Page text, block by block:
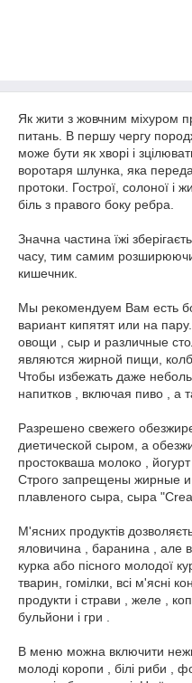
Як жити з жовчним міхуром
питань. В першу чергу
може бути як хворі і
воротаря шлунка, яка
протоки. Гострої, солоної і
біль з правого боку ребра.
Значна частина їжі
часу, тим самим розширюючи
кишечник.
Мы рекомендуем Вам есть
вариант кипятят или на
овощи , сыр и различные
являются жирной пищи,
Чтобы избежать даже
напитков , включая пиво , а
Разрешено свежего
диетической сыром, а
простокваша молоко ,
Строго запрещены жирные
плавленого сыра, сыра
М'ясних продуктів
яловичина , баранина , але
курка або пісного молодої
тварин, гомілки, всі м'ясні
продукти і страви , желе ,
бульйони і гри .
В меню можна включити
молоді коропи , білі риби ,